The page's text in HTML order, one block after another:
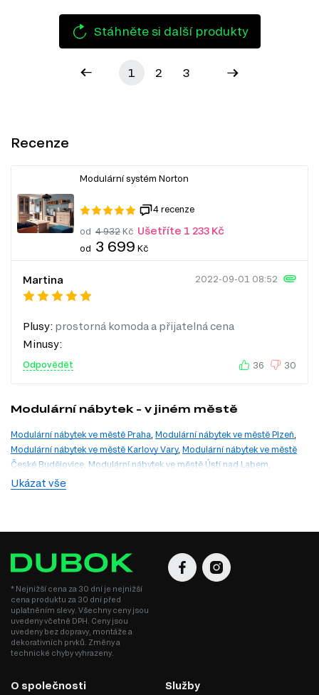
Stáhněte si další produkty
1 2 3
Recenze
Modulární systém Norton
4 recenze
od 4 932 Kč Ušetříte 1 233 Kč
od 3 699 Kč
Martina 2022-09-01 08:52
Plusy: prostorná komoda a přijatelná cena
Minusy:
Odpovědět 36 30
Modulární nábytek - v jiném městě
Modulární nábytek ve městě Praha Modulární nábytek ve městě Plzeň
Modulární nábytek ve městě Karlovy Vary, Modulární nábytek ve městě
České Budějovice Modulární nábytek ve městě Ústí nad Labem
Modulární nábytek ve městě Hradec Králové
Ukázat vše
* Nejnižší cena za 30 dní je nejnižší
cena produktu za 30 dní před
uplatněním slevy. Všechny ceny jsou
uvedeny včetně DPH. Ceny jsou
uvedeny bez dopravy, montáže a
dekorativních prvků. Změny a
technické chyby vyhrazeny.
O společnosti Služby